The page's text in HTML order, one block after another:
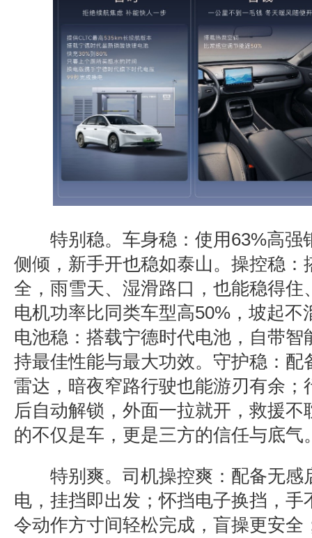
特别稳。 车身稳： 使用63%高强
侧倾，新手开也稳如泰山。 操控稳：
全，雨雪天、湿滑路口，也能稳得住
电机功率比同类车型高50% ，坡起
电池稳 ：搭载宁德时代电池，自带
持最佳性能与最大功效。 守护稳： 配
雷达，暗夜窄路行驶也能游刃有余；
后自动解锁，外面一拉就开，救援不
的不仅是车，更是三方的信任与底气
特别爽。 司机操控爽： 配备无感
电，挂挡即出发；怀挡电子换挡，手
令动作方寸间轻松完成，盲操更安全